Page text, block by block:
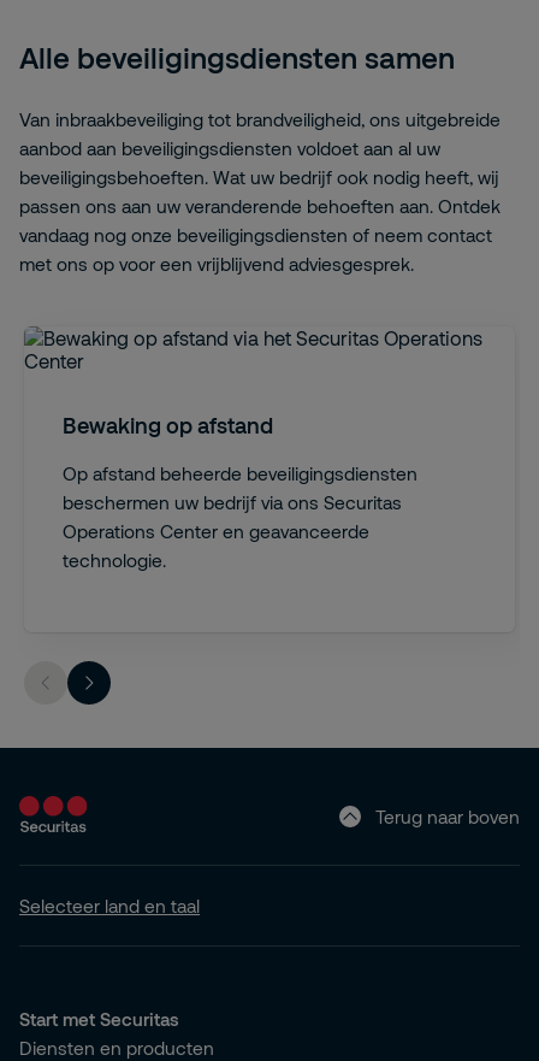
Alle beveiligingsdiensten samen
Van inbraakbeveiliging tot brandveiligheid, ons uitgebreide
aanbod aan beveiligingsdiensten voldoet aan al uw
beveiligingsbehoeften. Wat uw bedrijf ook nodig heeft, wij
passen ons aan uw veranderende behoeften aan. Ontdek
vandaag nog onze beveiligingsdiensten of neem contact
met ons op voor een vrijblijvend adviesgesprek.
Bewaking op afstand
Op afstand beheerde beveiligingsdiensten
beschermen uw bedrijf via ons Securitas
Operations Center en geavanceerde
technologie.
Terug naar boven
Selecteer land en taal
Start met Securitas
Diensten en producten